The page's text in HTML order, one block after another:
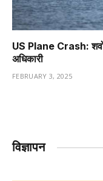
US Plane Crash: शवों
अधिकारी
FEBRUARY 3, 2025
विज्ञापन